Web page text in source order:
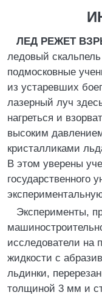
ЛЕД РЕЖЕТ
ледовый
подмосковные
из устаревших
лазерный луч
нагреться и
высоким
кристалликами
В этом уверены
государственного
Эксперименты,
исследователи на
жидкости с
льдинки,
толщиной 3 мм и